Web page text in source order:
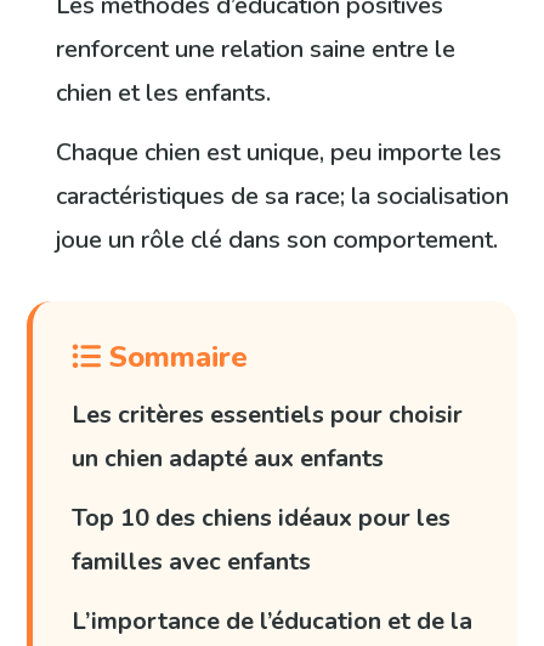
renforcent une relation saine entre le
chien et les enfants.
Chaque chien est unique, peu importe les
caractéristiques de sa race; la socialisation
joue un rôle clé dans son comportement.
Sommaire
Les critères essentiels pour choisir
un chien adapté aux enfants
Top 10 des chiens idéaux pour les
familles avec enfants
L’importance de l’éducation et de la